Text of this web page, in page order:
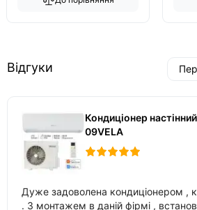
Відгуки
Кондиціонер
09VELA
Дуже задоволена кондиціонером ,
. З монтажем в даній фірмі , встановлення зайняло